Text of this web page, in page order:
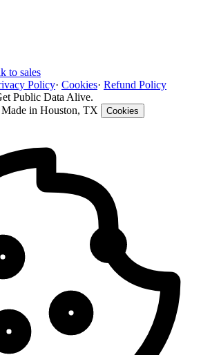
to sales
Policy· Cookies· Refund Policy
Public Data Alive.
Made in Houston, TX Cookies